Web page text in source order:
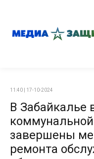
11:40 | 17-10-2024
В
завершены
ремонта